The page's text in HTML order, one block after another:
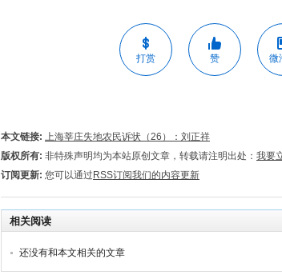
打赏 赞 微
本文链接: 上海莘庄失地农民诉状（26）：刘正祥
版权所有: 非特殊声明均为本站原创文章，转载请注明出处： 我要
订阅更新: 您可以通过 RSS订阅我们的内容更新
相关阅读
还没有和本文相关的文章